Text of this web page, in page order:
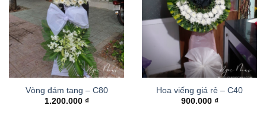
Vòng đám tang – C80
1.200.000 ₫
Hoa viếng giá rẻ – C40
900.000 ₫